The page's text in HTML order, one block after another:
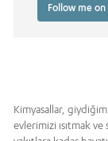
Follow me
Kimyasallar,
evlerimizi ısıtmak